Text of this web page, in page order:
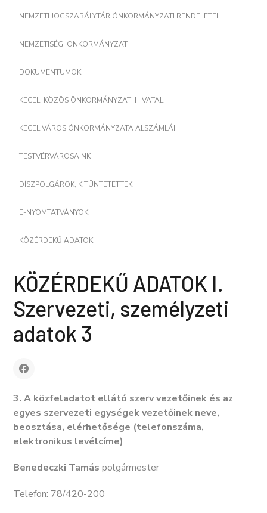
NEMZETI JOGSZABÁLYTÁR ÖNKORMÁNYZATI RENDELETEI
NEMZETISÉGI ÖNKORMÁNYZAT
DOKUMENTUMOK
KECELI KÖZÖS ÖNKORMÁNYZATI HIVATAL
KECEL VÁROS ÖNKORMÁNYZATA ALSZÁMLÁI
TESTVÉRVÁROSAINK
DÍSZPOLGÁROK, KITÜNTETETTEK
E-NYOMTATVÁNYOK
KÖZÉRDEKŰ ADATOK
KÖZÉRDEKŰ ADATOK I.
Szervezeti, személyzeti
adatok 3
3. A közfeladatot ellátó szerv vezetőinek és az
egyes szervezeti egységek vezetőinek neve,
beosztása, elérhetősége (telefonszáma,
elektronikus levélcíme)
Benedeczki Tamás polgármester
Telefon: 78/420-200